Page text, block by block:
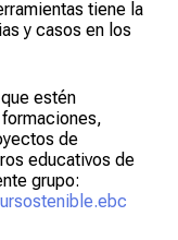
tiene la
y casos en los
estén
de
educativos de
grupo: